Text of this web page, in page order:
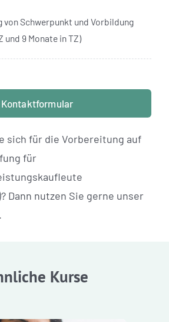
von Schwerpunkt und Vorbildung
und 9 Monate in TZ)
Kontaktformular
sich für die Vorbereitung auf
für
Dann nutzen Sie gerne unser
Kurse